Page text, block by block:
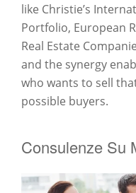
like Christie’s
Portfolio, European
Real Estate
and the synergy
who wants to sell
possible buyers.
Consulenze Su